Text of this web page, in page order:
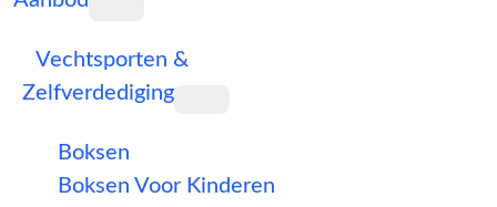
Vechtsporten &
Zelfverdediging
Boksen
Boksen Voor Kinderen